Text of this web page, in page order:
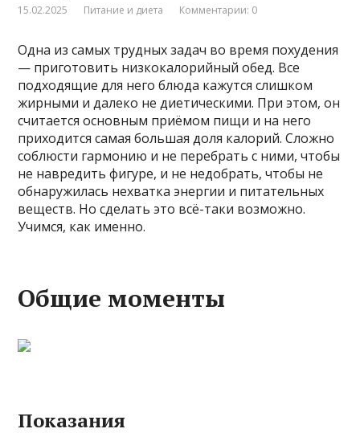
15.02.2025 Питание и диета Комментарии: 0
Одна из самых трудных задач во время похудения
— приготовить низкокалорийный обед. Все
подходящие для него блюда кажутся слишком
жирными и далеко не диетическими. При этом, он
считается основным приёмом пищи и на него
приходится самая большая доля калорий. Сложно
соблюсти гармонию и не перебрать с ними, чтобы
не навредить фигуре, и не недобрать, чтобы не
обнаружилась нехватка энергии и питательных
веществ. Но сделать это всё-таки возможно.
Учимся, как именно.
Общие моменты
Показания